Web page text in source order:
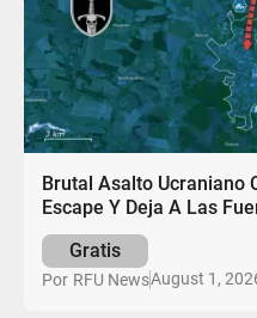
Brutal Asalto Ucraniano
Escape Y Deja A Las
Gratis
Por RFU NewsAugust 1,